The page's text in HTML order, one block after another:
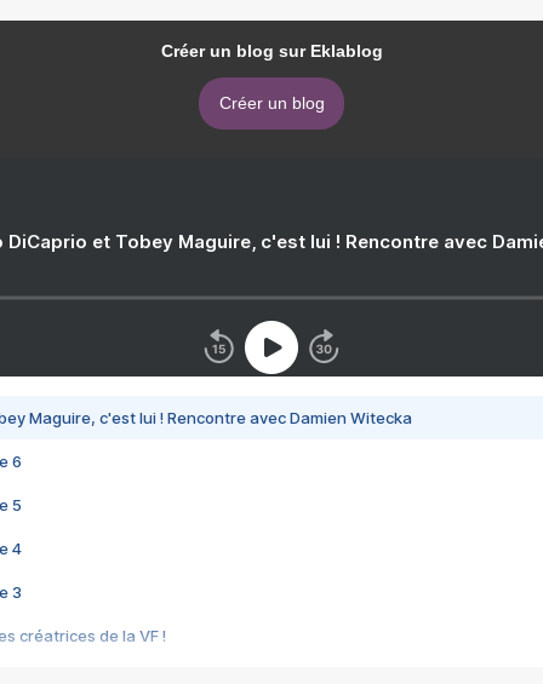
Créer un blog sur Eklablog
Créer un blog
DiCaprio et Tobey Maguire, c'est lui ! Rencontre avec
Maguire, c'est lui ! Rencontre avec Damien Witecka
6
5
4
3
créatrices de la VF !